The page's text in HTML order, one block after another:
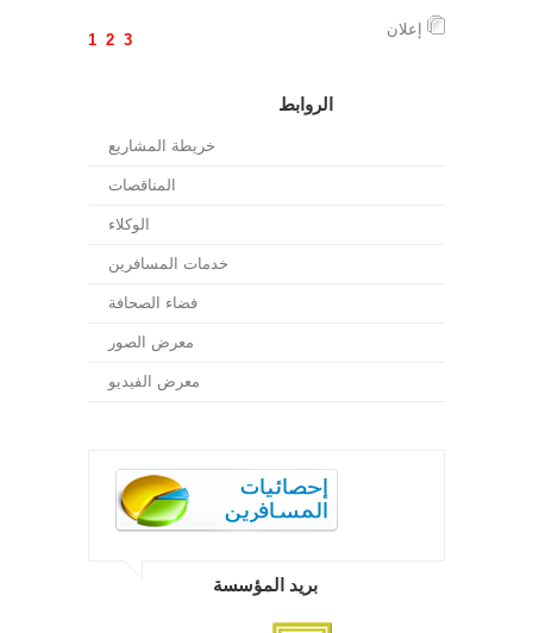
1 2 3
الروابط
خريطة المشاريع
المناقصات
الوكلاء
خدمات المسافرين
فضاء الصحافة
معرض الصور
معرض الفيديو
بريد المؤسسة